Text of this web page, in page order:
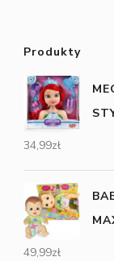
Produkty
34,99zł
49,99zł